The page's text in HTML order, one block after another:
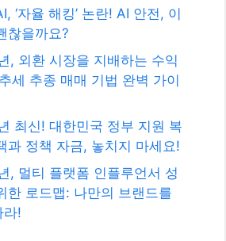
‘자율 해킹’ 논란! AI 안전, 이
찮을까요?
, 외환 시장을 지배하는 수익
세 추종 매매 기법 완벽 가이
최신! 대한민국 정부 지원 복
과 정책 자금, 놓치지 마세요!
, 멀티 플랫폼 인플루언서 성
한 로드맵: 나만의 브랜드를
라!